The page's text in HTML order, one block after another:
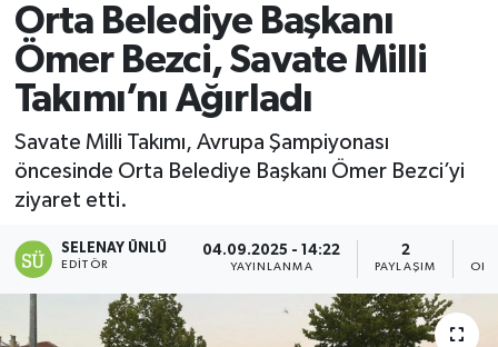
Orta Belediye Başkanı
Ömer Bezci, Savate Milli
Takımı’nı Ağırladı
Savate Milli Takımı, Avrupa Şampiyonası
öncesinde Orta Belediye Başkanı Ömer Bezci’yi
ziyaret etti.
SELENAY ÜNLÜ
EDITÖR
04.09.2025 - 14:22
YAYINLANMA
2
PAYLAŞIM